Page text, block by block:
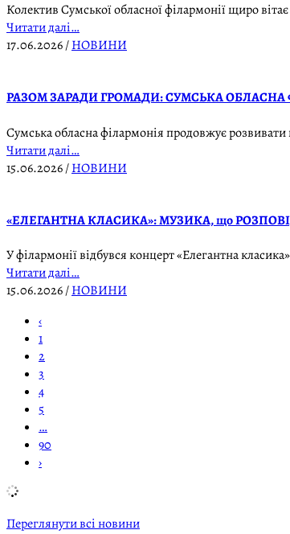
Колектив Сумської обласної філармонії щиро
Читати далі…
17.06.2026/НОВИНИ
РАЗОМ ЗАРАДИ ГРОМАДИ: СУМСЬКА
Сумська обласна філармонія продовжує
Читати далі…
15.06.2026/НОВИНИ
«ЕЛЕГАНТНА КЛАСИКА»: МУЗИКА, що
У філармонії відбувся концерт «Елегантна
Читати далі…
15.06.2026/НОВИНИ
‹
1
2
3
4
5
…
90
›
Переглянути всі новини